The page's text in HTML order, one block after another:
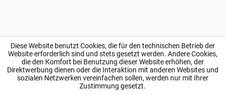
Diese Website benutzt Cookies, die für den technischen Betrieb der
Website erforderlich sind und stets gesetzt werden. Andere Cookies,
die den Komfort bei Benutzung dieser Website erhöhen, der
Direktwerbung dienen oder die Interaktion mit anderen Websites und
sozialen Netzwerken vereinfachen sollen, werden nur mit Ihrer
Zustimmung gesetzt.